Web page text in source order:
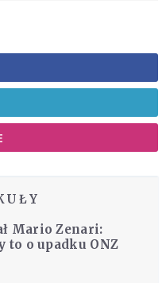
Mario Zenari:
to o upadku ONZ